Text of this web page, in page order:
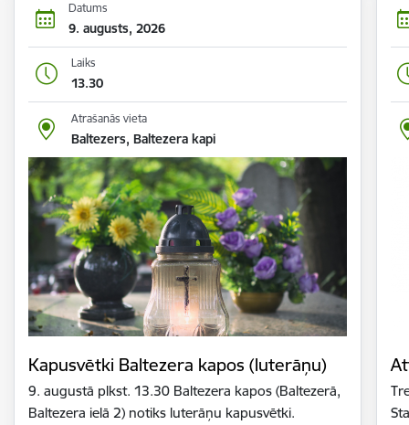
Datums
9. augusts, 2026
Laiks
13.30
Atrašanās vieta
Baltezers, Baltezera kapi
Kapusvētki Baltezera kapos (luterāņu)
9. augustā plkst. 13.30 Baltezera kapos (Baltezerā,
Baltezera ielā 2) notiks luterāņu kapusvētki.